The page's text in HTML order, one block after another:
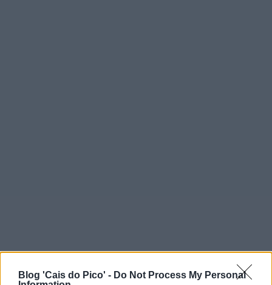
Blog 'Cais do Pico' - Do Not Process My Personal